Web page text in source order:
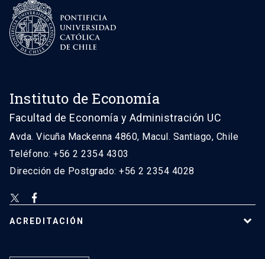
Instituto de Economía
Facultad de Economía y Administración UC
Avda. Vicuña Mackenna 4860, Macul. Santiago, Chile
Teléfono: +56 2 2354 4303
Dirección de Postgrado: +56 2 2354 4028
ACREDITACIÓN